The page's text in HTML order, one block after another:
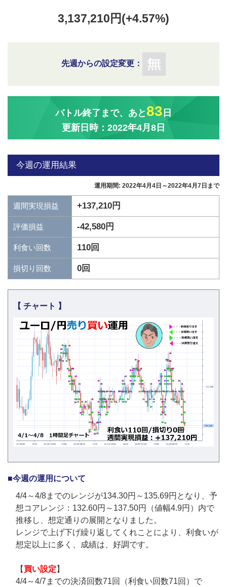
3,137,210円(+4.57%)
先週からの設定変更：
バトル終了まで、あと 83 日
更新日時：2022年4月8日
今週の運用結果
運用期間: 2022年4月4日～2022年4月7日まで
週間実現損益 +137,210円
評価損益 -42,580円
利食い回数 110回
損切り回数 0回
■今週の運用について
4/4～4/8までのレンジが134.30円～135.69円となり、予
想コアレンジ：132.60円～137.50円（値幅4.9円）内で
推移し、想定通りの展開となりました。
レンジで上げ下げ繰り返してくれことにより、利食いが
想定以上に多く、成績は、好調です。
【 買い設定 】
4/4～4/7までの決済回数71回（利食い回数71回）で
【 チャート 】